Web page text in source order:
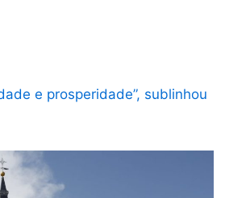
e prosperidade”, sublinhou